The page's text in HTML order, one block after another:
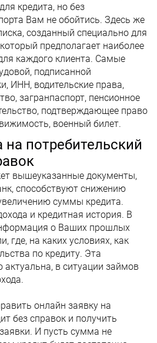
кредита, но без
Вам не обойтись. Здесь же
созданный специально для
предполагает наиболее
каждого клиента. Самые
подписанной
ИНН, водительские права,
загранпаспорт, пенсионное
подтверждающее право
военный билет.
потребительский
вышеуказанные документы,
способствуют снижению
суммы кредита.
и кредитная история. В
о Ваших прошлых
где, на каких условиях, как
по кредиту. Эта
в ситуации займов
онлайн заявку на
без справок и получить
И пусть сумма не